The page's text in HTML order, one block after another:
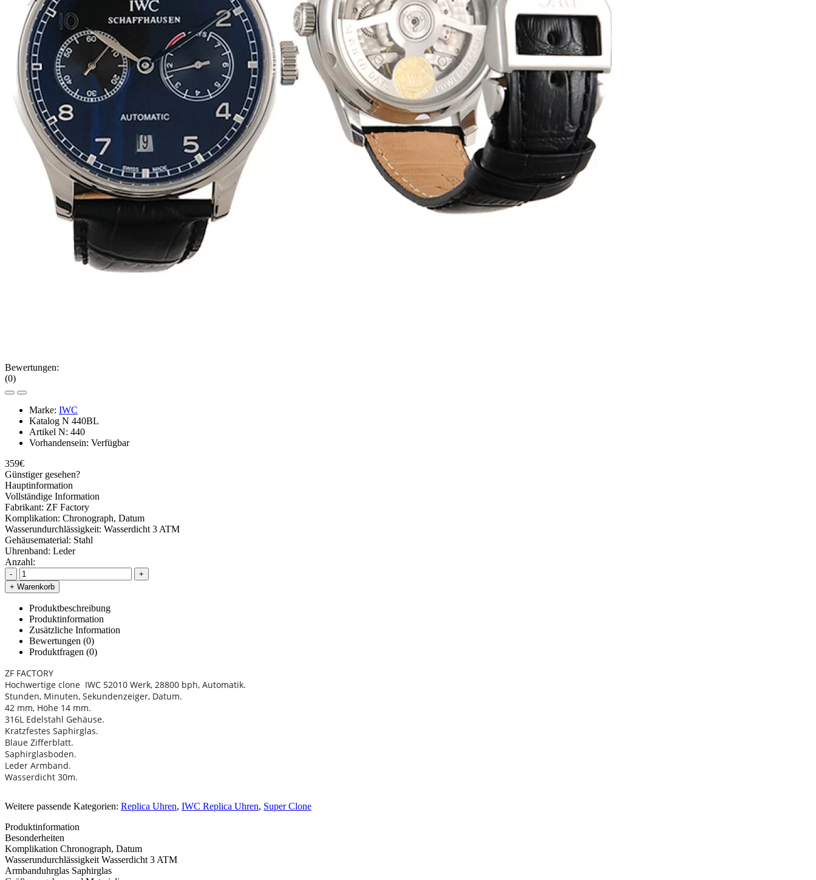
Bewertungen:
(0)
Marke: IWC
Katalog N 440BL
Artikel N: 440
Vorhandensein: Verfügbar
359€
Günstiger gesehen?
Hauptinformation
Vollständige Information
Fabrikant: ZF Factory
Komplikation: Chronograph, Datum
Wasserundurchlässigkeit: Wasserdicht 3 ATM
Gehäusematerial: Stahl
Uhrenband: Leder
Anzahl:
-
+
+ Warenkorb
Produktbeschreibung
Produktinformation
Zusätzliche Information
Bewertungen (0)
Produktfragen (0)
ZF FACTORY
Hochwertige clone IWC 52010 Werk, 28800 bph, Automatik.
Stunden, Minuten, Sekundenzeiger, Datum.
42 mm, Höhe 14 mm.
316L Edelstahl Gehäuse.
Kratzfestes Saphirglas.
Blaue Zifferblatt.
Saphirglasboden.
Leder Armband.
Wasserdicht 30m.
Weitere passende Kategorien: Replica Uhren, IWC Replica Uhren, Super Clone
Produktinformation
Besonderheiten
Komplikation Chronograph, Datum
Wasserundurchlässigkeit Wasserdicht 3 ATM
Armbanduhrglas Saphirglas